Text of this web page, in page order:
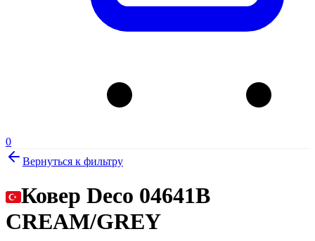
0
Вернуться к фильтру
Ковер Deco 04641B
CREAM/GREY